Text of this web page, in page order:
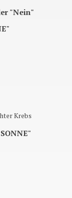
"Nein"
Krebs